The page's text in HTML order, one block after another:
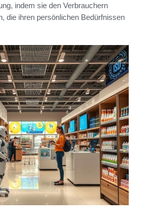
indem sie den Verbrauchern
die ihren persönlichen Bedürfnissen